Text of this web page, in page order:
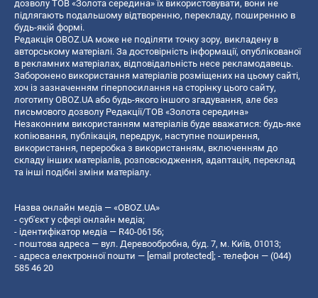
дозволу ТОВ «Золота середина» їх використовувати, вони не
підлягають подальшому відтворенню, перекладу, поширенню в
будь-якій формі.
Редакція OBOZ.UA може не поділяти точку зору, викладену в
авторському матеріалі. За достовірність інформації, опублікованої
в рекламних матеріалах, відповідальність несе рекламодавець.
Заборонено використання матеріалів розміщених на цьому сайті,
хоч із зазначенням гіперпосилання на сторінку цього сайту,
логотипу OBOZ.UA або будь-якого іншого згадування, але без
письмового дозволу Редакції/ТОВ «Золота середина»
Незаконним використанням матеріалів буде вважатися: будь-яке
копiювання, публiкацiя, передрук, наступне поширення,
використання, переробка з використанням, включенням до
складу інших матеріалів, розповсюдження, адаптація, переклад
та інші подібні зміни матеріалу.
Назва онлайн медіа — «OBOZ.UA»
- суб'єкт у сфері онлайн медіа;
- ідентифікатор медіа — R40-06156;
- поштова адреса — вул. Деревообробна, буд. 7, м. Київ, 01013;
- адреса електронної пошти — [email protected]; - телефон — (044)
585 46 20